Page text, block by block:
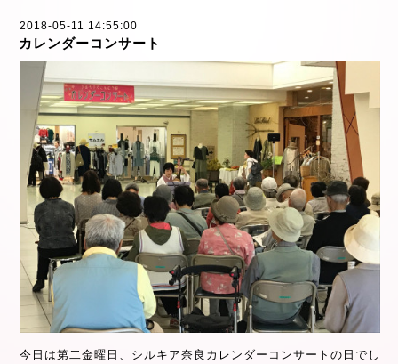
2018-05-11 14:55:00
カレンダーコンサート
今日は第二金曜日、シルキア奈良カレンダーコンサートの日でし